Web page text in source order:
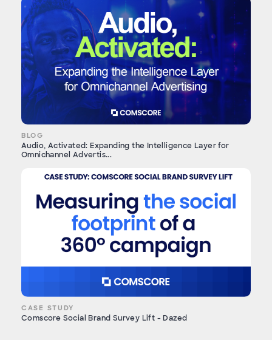
BLOG
Audio, Activated: Expanding the Intelligence Layer for
Omnichannel Advertis...
CASE STUDY
Comscore Social Brand Survey Lift - Dazed